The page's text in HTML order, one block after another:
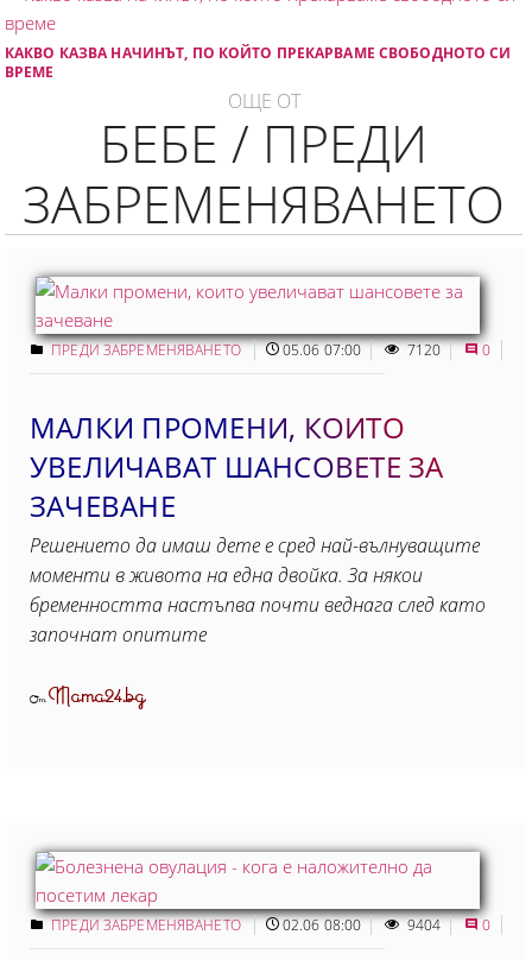
КАКВО КАЗВА НАЧИНЪТ, ПО КОЙТО ПРЕКАРВАМЕ СВОБОДНОТО СИ
ВРЕМЕ
ОЩЕ ОТ
БЕБЕ / ПРЕДИ
ЗАБРЕМЕНЯВАНЕТО
ПРЕДИ ЗАБРЕМЕНЯВАНЕТО 05.06 07:00 7120 0
МАЛКИ ПРОМЕНИ, КОИТО
УВЕЛИЧАВАТ ШАНСОВЕТЕ ЗА
ЗАЧЕВАНЕ
Решението да имаш дете е сред най-вълнуващите
моменти в живота на една двойка. За някои
бременността настъпва почти веднага след като
започнат опитите
ОтMama24.bg
ПРЕДИ ЗАБРЕМЕНЯВАНЕТО 02.06 08:00 9404 0